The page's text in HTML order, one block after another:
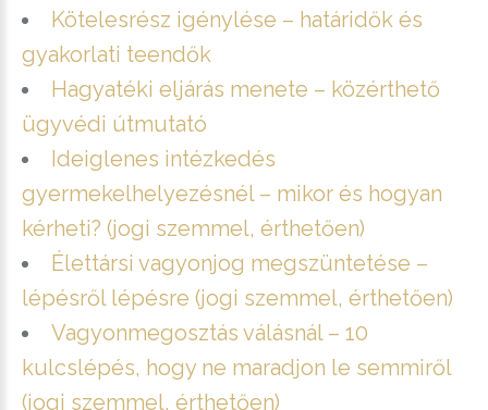
Kötelesrész igénylése – határidők és
gyakorlati teendők
Hagyatéki eljárás menete – közérthető
ügyvédi útmutató
Ideiglenes intézkedés
gyermekelhelyezésnél – mikor és hogyan
kérheti? (jogi szemmel, érthetően)
Élettársi vagyonjog megszüntetése –
lépésről lépésre (jogi szemmel, érthetően)
Vagyonmegosztás válásnál – 10
kulcslépés, hogy ne maradjon le semmiről
(jogi szemmel, érthetően)